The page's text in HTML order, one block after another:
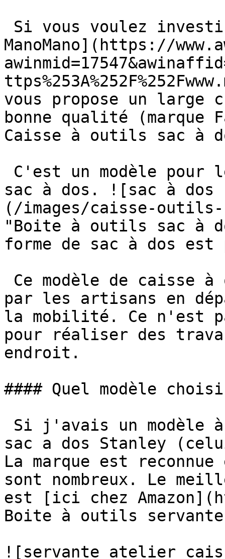
ManoMano](https://
vous propose un
bonne qualité (marque
Caisse à outils sac à
sac à dos. ![sac à
(/images/caisse-
"Boite à outils sac à
forme de sac à dos
par les artisans en
la mobilité. Ce n'est
pour réaliser des
endroit.
#### Quel modèle
sac a dos Stanley
La marque est
sont nombreux. Le
est [ici chez
Boite à outils
![servante atelier